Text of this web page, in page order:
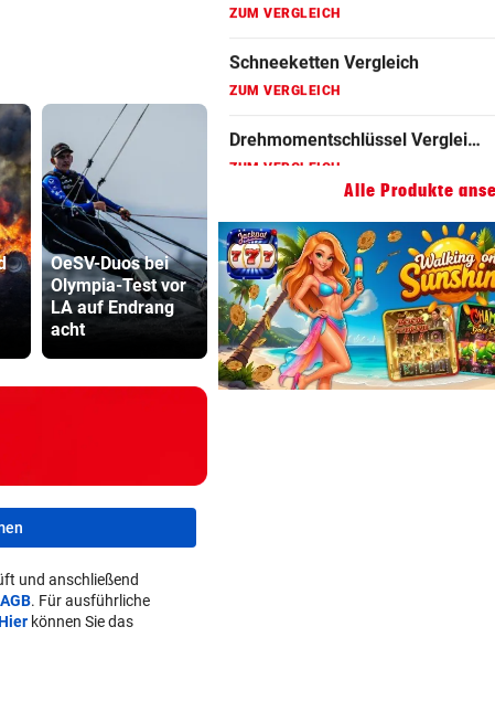
OeSV-Duos bei
Olympia-Test vor
LA auf Endrang
acht
Sabalenka und
Pegula in Toronto
früh
ausgeschieden
Minister
noch
Regeln für
Scooter
und anschließend
AGB. Für ausführliche
können Sie das
ZUM VERGLEICH
ZUM VERGLEICH
Alle Produkte